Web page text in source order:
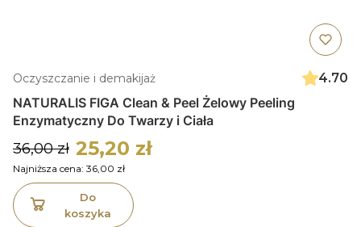
Oczyszczanie i demakijaż 4.70
NATURALIS FIGA Clean & Peel Żelowy Peeling
Enzymatyczny Do Twarzy i Ciała
36,00 zł 25,20 zł
Najniższa cena: 36,00 zł
Do
koszyka